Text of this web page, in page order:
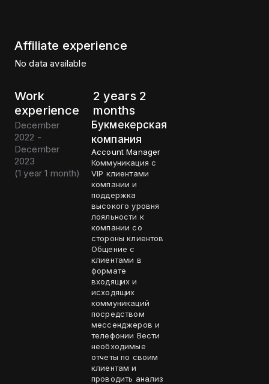
Affiliate experience
No data available
Work
experience
2 years 2
months
December
2022 -
December
2023
(1 year 1 month)
Букмекерская
компания
Account Manager
Коммуникация с
VIP клиентами
компании и
поддержка
высокого уровня
лояльности к
компании со
стороны клиентов
Общение с
клиентами в
формате
входящих и
исходящих
коммуникаций
посредством
мессенджеров и
телефонии Вести
необходимые
отчеты по своим
клиентам и
проводить анализ